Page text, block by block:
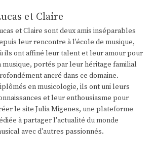
et Claire
et Claire sont deux amis inséparables
leur rencontre à l'école de musique,
ils ont affiné leur talent et leur amour pour
musique, portés par leur héritage familial
ancré dans ce domaine.
en musicologie, ils ont uni leurs
et leur enthousiasme pour
le site Julia Migenes, une plateforme
à partager l'actualité du monde
avec d'autres passionnés.